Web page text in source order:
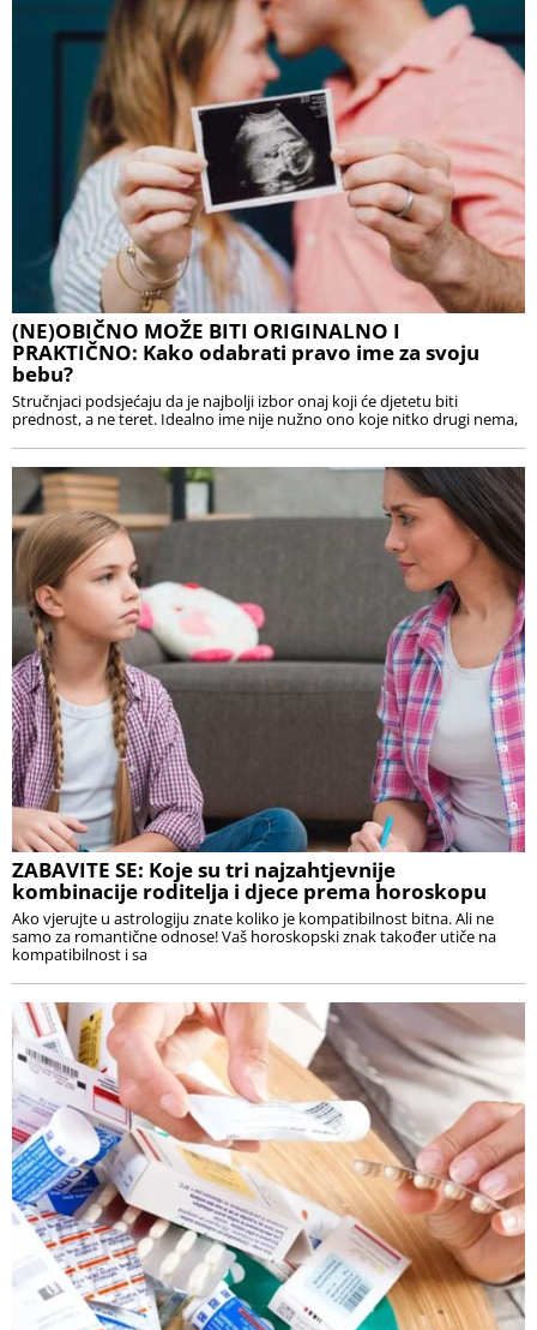
(NE)OBIČNO MOŽE BITI ORIGINALNO I
PRAKTIČNO: Kako odabrati pravo ime za svoju
bebu?
Stručnjaci podsjećaju da je najbolji izbor onaj koji će djetetu biti
prednost, a ne teret. Idealno ime nije nužno ono koje nitko drugi nema,
ZABAVITE SE: Koje su tri najzahtjevnije
kombinacije roditelja i djece prema horoskopu
Ako vjerujte u astrologiju znate koliko je kompatibilnost bitna. Ali ne
samo za romantične odnose! Vaš horoskopski znak također utiče na
kompatibilnost i sa